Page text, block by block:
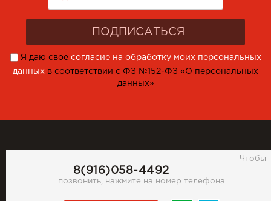
Я даю свое согласие на обработку моих персональных
данных в соответствии с ФЗ №152-ФЗ «О персональных
данных»
8(916)058-4492
Чтобы
позвонить, нажмите на номер телефона